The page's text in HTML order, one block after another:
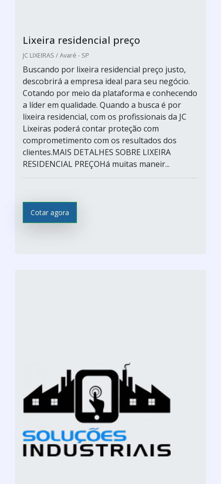
Lixeira residencial preço
JC LIXEIRAS / Avaré - SP
Buscando por lixeira residencial preço justo,
descobrirá a empresa ideal para seu negócio.
Cotando por meio da plataforma e conhecendo
a líder em qualidade. Quando a busca é por
lixeira residencial, com os profissionais da JC
Lixeiras poderá contar proteção com
comprometimento com os resultados dos
clientes.MAIS DETALHES SOBRE LIXEIRA
RESIDENCIAL PREÇOHá muitas maneir...
Cotar agora